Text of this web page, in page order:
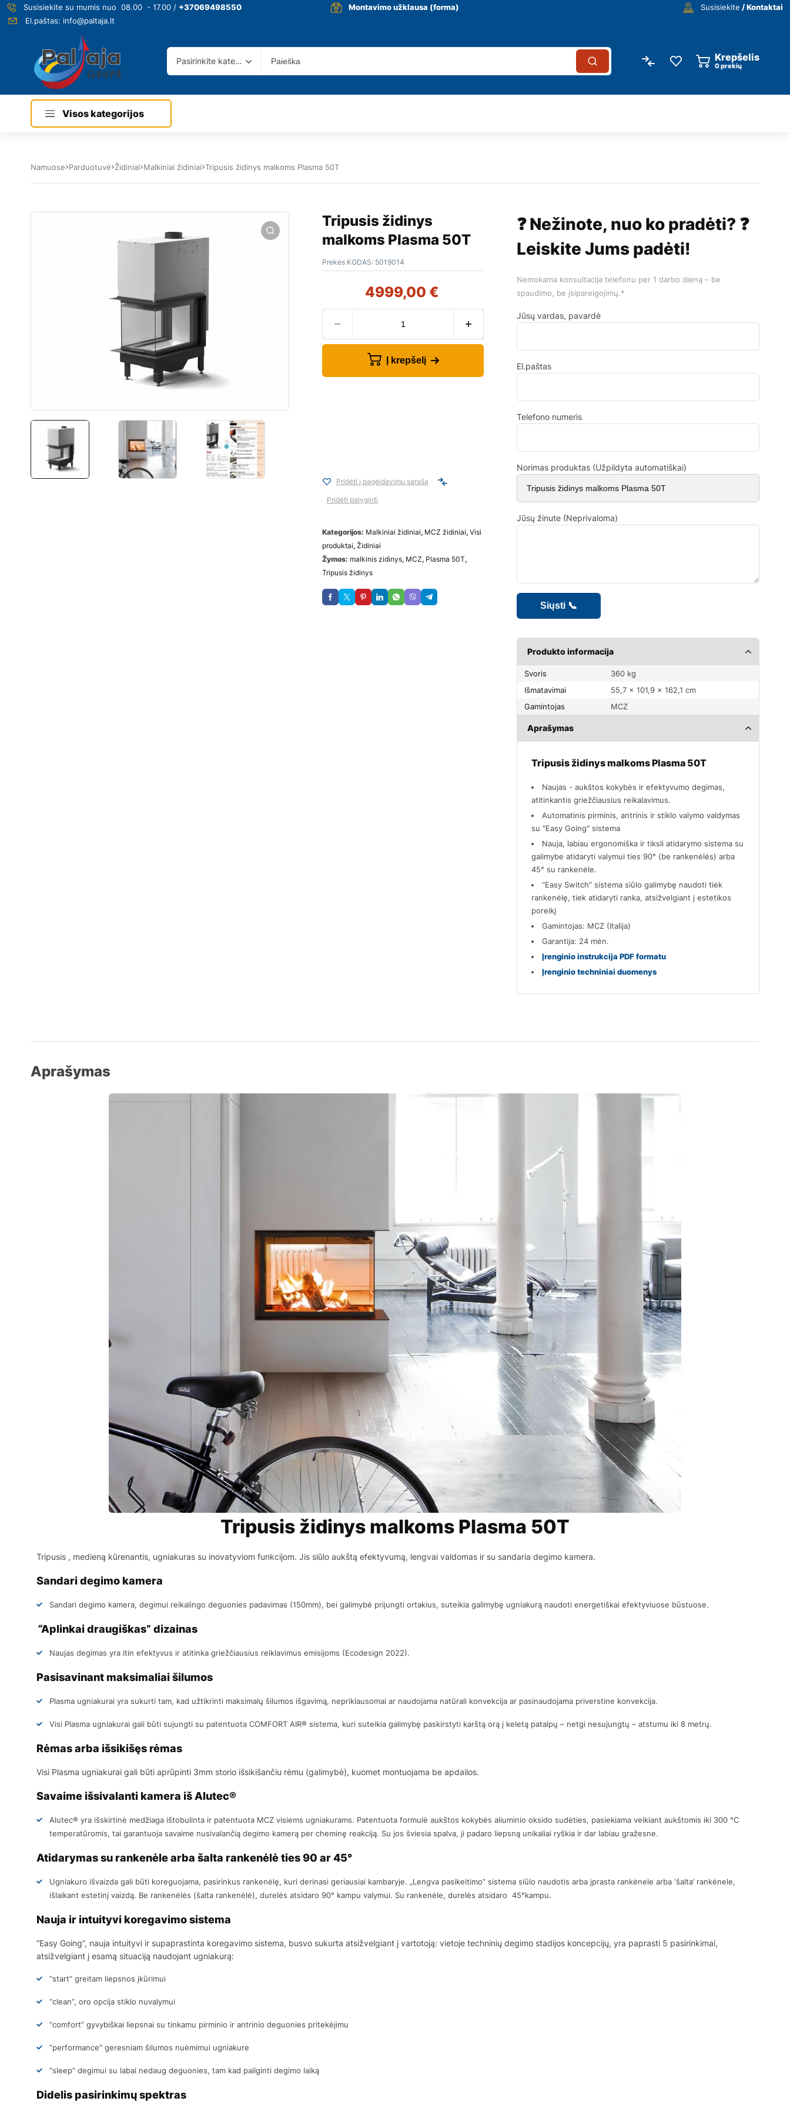
Susisiekite su mumis nuo 08.00 - 17.00 / +37069498550 Montavimo užklausa (forma) Susisiekite / Kontaktai
El.paštas: info@paltaja.lt
Pasirinkite kategoriją Krepšelis
0prekių
Visos kategorijos
Namuose Parduotuvė Židiniai Malkiniai židiniai Tripusis židinys malkoms Plasma 50T
Tripusis židinys
malkoms Plasma 50T
Prekės KODAS: 5019014
4999,00 €
Į krepšelį
Pridėti į pageidavimų sąrašą
Pridėti palyginti
Kategorijos: Malkiniai židiniai, MCZ židiniai, Visi
produktai, Židiniai
Žymos: malkinis zidinys, MCZ, Plasma 50T,
Tripusis židinys
❓ Nežinote, nuo ko pradėti? ❓
Leiskite Jums padėti!
Nemokama konsultacija telefonu per 1 darbo dieną – be
spaudimo, be įsipareigojimų.*
Jūsų vardas, pavardė
El.paštas
Telefono numeris
Norimas produktas (Užpildyta automatiškai)
Jūsų žinute (Neprivaloma)
Produkto informacija
Svoris
360 kg
Išmatavimai
55,7 × 101,9 × 162,1 cm
Gamintojas
MCZ
Aprašymas
Tripusis židinys malkoms Plasma 50T
Naujas - aukštos kokybės ir efektyvumo degimas,
atitinkantis griežčiausius reikalavimus.
Automatinis pirminis, antrinis ir stiklo valymo valdymas
su "Easy Going" sistema
Nauja, labiau ergonomiška ir tiksli atidarymo sistema su
galimybe atidaryti valymui ties 90° (be rankenėlės) arba
45° su rankenėle.
“Easy Switch” sistema siūlo galimybę naudoti tiek
rankenėlę, tiek atidaryti ranka, atsižvelgiant į estetikos
poreikį
Gamintojas: MCZ (Italija)
Garantija: 24 mėn.
Įrenginio instrukcija PDF formatu
Įrenginio techniniai duomenys
Aprašymas
Tripusis židinys malkoms Plasma 50T
Tripusis , medieną kūrenantis, ugniakuras su inovatyviom funkcijom. Jis siūlo aukštą efektyvumą, lengvai valdomas ir su sandaria degimo kamera.
Sandari degimo kamera
Sandari degimo kamera, degimui reikalingo deguonies padavimas (150mm), bei galimybė prijungti ortakius, suteikia galimybę ugniakurą naudoti energetiškai efektyviuose būstuose.
“Aplinkai draugiškas” dizainas
Naujas degimas yra itin efektyvus ir atitinka griežčiausius reiklavimus emisijoms (Ecodesign 2022).
Pasisavinant maksimaliai šilumos
Plasma ugniakurai yra sukurti tam, kad užtikrinti maksimalų šilumos išgavimą, nepriklausomai ar naudojama natūrali konvekcija ar pasinaudojama priverstine konvekcija.
Visi Plasma ugniakurai gali būti sujungti su patentuota COMFORT AIR® sistema, kuri suteikia galimybę paskirstyti karštą orą į keletą patalpų – netgi nesujungtų – atstumu iki 8 metrų.
Rėmas arba išsikišęs rėmas
Visi Plasma ugniakurai gali būti aprūpinti 3mm storio išsikišančiu rėmu (galimybė), kuomet montuojama be apdailos.
Savaime išsivalanti kamera iš Alutec®
Alutec® yra išskirtinė medžiaga ištobulinta ir patentuota MCZ visiems ugniakurams. Patentuota formulė aukštos kokybės aliuminio oksido sudėties, pasiekiama veikiant aukštomis iki 300 °C
temperatūromis, tai garantuoja savaime nusivalančią degimo kamerą per cheminę reakciją. Su jos šviesia spalva, ji padaro liepsną unikaliai ryškia ir dar labiau gražesne.
Atidarymas su rankenėle arba šalta rankenėlė ties 90 ar 45°
Ugniakuro išvaizda gali būti koreguojama, pasirinkus rankenėlę, kuri derinasi geriausiai kambaryje. „Lengva pasikeitimo” sistema siūlo naudotis arba įprasta rankėnele arba ‘šalta’ rankėnele,
išlaikant estetinį vaizdą. Be rankenėlės (šalta rankenėlė), durelės atsidaro 90° kampu valymui. Su rankenėle, durelės atsidaro 45°kampu.
Nauja ir intuityvi koregavimo sistema
“Easy Going”, nauja intuityvi ir supaprastinta koregavimo sistema, busvo sukurta atsižvelgiant į vartotoją: vietoje techninių degimo stadijos koncepcijų, yra paprasti 5 pasirinkimai,
atsižvelgiant į esamą situaciją naudojant ugniakurą:
“start” greitam liepsnos įkūrimui
“clean”, oro opcija stiklo nuvalymui
“comfort” gyvybiškai liepsnai su tinkamu pirminio ir antrinio deguonies pritekėjimu
“performance” geresniam šilumos nuėmimui ugniakure
“sleep” degimui su labai nedaug deguonies, tam kad pailginti degimo laiką
Didelis pasirinkimų spektras